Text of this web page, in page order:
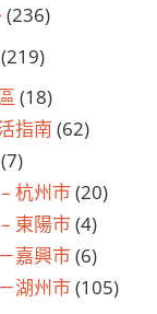
(236)
(219)
(18)
指南 (62)
(7)
杭州市(20)
東陽市(4)
嘉興市(6)
湖州市(105)